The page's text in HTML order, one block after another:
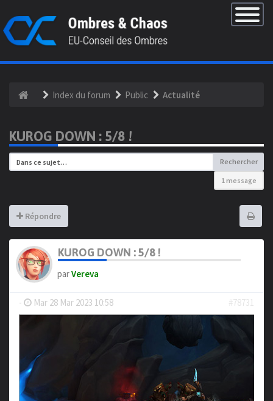
Basculer
la
×
Index du forum Public Actualité
KUROG DOWN : 5/8 !
Rechercher
1 message
Répondre
KUROG DOWN : 5/8 !
parVereva
- Mar 28 Mar 2023 10:58 #78731